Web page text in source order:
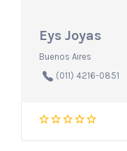
Eys Joyas
Buenos Aires
(011) 4216-0851